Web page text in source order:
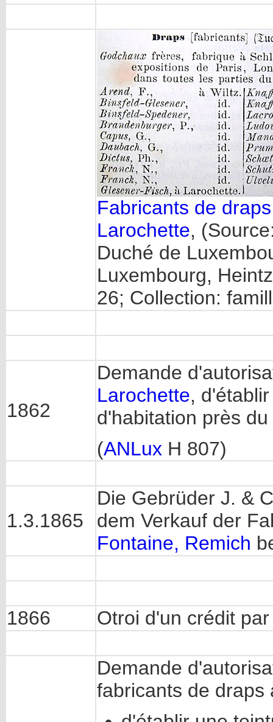
Fabricants de
Larochette,
Duché de
Luxembourg,
26; Collection:
1862
Demande
Larochette,
d'habitation près
(ANLux H 807)
1.3.1865
Die Gebrüder J. &
dem Verkauf der
Fontaine, Remich
1866 Otroi d'un crédit
Demande
fabricants de draps